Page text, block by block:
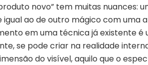
novo” tem muitas nuances:
ao de outro mágico com uma
em uma técnica já existente
se pode criar na realidade
do visível, aquilo que o